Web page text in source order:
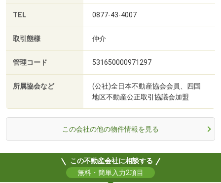
TEL 0877-43-4007
取引態様 仲介
管理コード 531650000971297
所属協会など
(公社)全日本不動産協会会員、四国
地区不動産公正取引協議会加盟
この会社の他の物件情報を見る
この不動産会社に相談する
無料・簡単入力2項目